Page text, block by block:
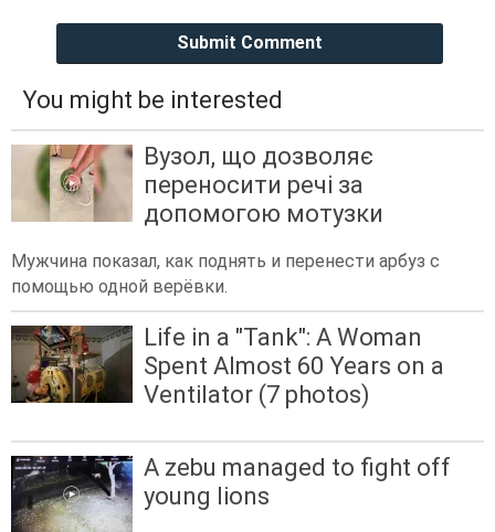
Submit Comment
You might be interested
Вузол, що дозволяє
переносити речі за
допомогою мотузки
Мужчина показал, как поднять и перенести арбуз с
помощью одной верёвки.
Life in a "Tank": A Woman
Spent Almost 60 Years on a
Ventilator (7 photos)
A zebu managed to fight off
young lions